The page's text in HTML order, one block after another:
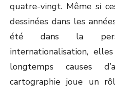
quatre-vingt. Même si
dessinées dans les
été dans la
internationalisation,
longtemps causes
cartographie joue un